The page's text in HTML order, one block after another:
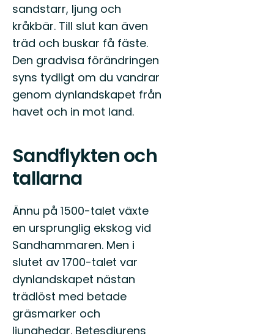
sandstarr, ljung och
kråkbär. Till slut kan även
träd och buskar få fäste.
Den gradvisa förändringen
syns tydligt om du vandrar
genom dynlandskapet från
havet och in mot land.
Sandflykten och
tallarna
Ännu på 1500-talet växte
en ursprunglig ekskog vid
Sandhammaren. Men i
slutet av 1700-talet var
dynlandskapet nästan
trädlöst med betade
gräsmarker och
ljunghedar. Betesdjurens